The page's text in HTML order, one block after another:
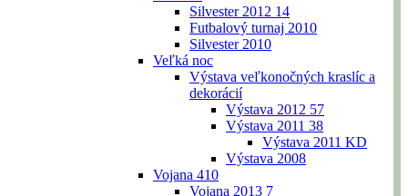
Silvester 2012 14
Futbalový turnaj 2010
Silvester 2010
Veľká noc
Výstava veľkonočných kraslíc a
dekorácií
Výstava 2012 57
Výstava 2011 38
Výstava 2011 KD
Výstava 2008
Vojana 410
Vojana 2013 7